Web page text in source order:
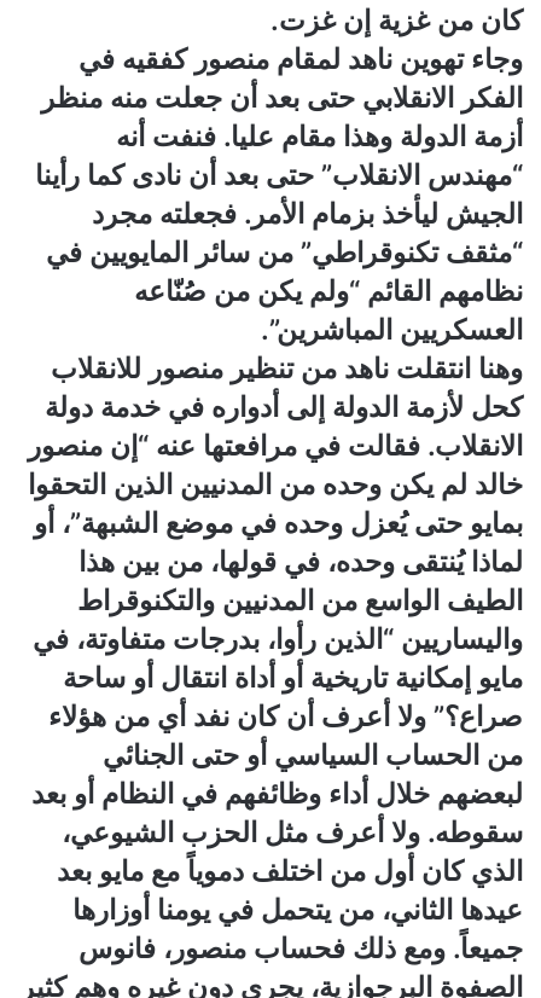
كان من غزية إن غزت.
وجاء تهوين ناهد لمقام منصور كفقيه في
الفكر الانقلابي حتى بعد أن جعلت منه منظر
أزمة الدولة وهذا مقام عليا. فنفت أنه
“مهندس الانقلاب” حتى بعد أن نادى كما رأينا
الجيش ليأخذ بزمام الأمر. فجعلته مجرد
“مثقف تكنوقراطي” من سائر المايويين في
نظامهم القائم “ولم يكن من صُنّاعه
العسكريين المباشرين”.
وهنا انتقلت ناهد من تنظير منصور للانقلاب
كحل لأزمة الدولة إلى أدواره في خدمة دولة
الانقلاب. فقالت في مرافعتها عنه “إن منصور
خالد لم يكن وحده من المدنيين الذين التحقوا
بمايو حتى يُعزل وحده في موضع الشبهة”، أو
لماذا يُنتقى وحده، في قولها، من بين هذا
الطيف الواسع من المدنيين والتكنوقراط
واليساريين “الذين رأوا، بدرجات متفاوتة، في
مايو إمكانية تاريخية أو أداة انتقال أو ساحة
صراع؟” ولا أعرف أن كان نفد أي من هؤلاء
من الحساب السياسي أو حتى الجنائي
لبعضهم خلال أداء وظائفهم في النظام أو بعد
سقوطه. ولا أعرف مثل الحزب الشيوعي،
الذي كان أول من اختلف دموياً مع مايو بعد
عيدها الثاني، من يتحمل في يومنا أوزارها
جميعاً. ومع ذلك فحساب منصور، فانوس
الصفوة البرجوازية، يجري دون غيره وهم كثير